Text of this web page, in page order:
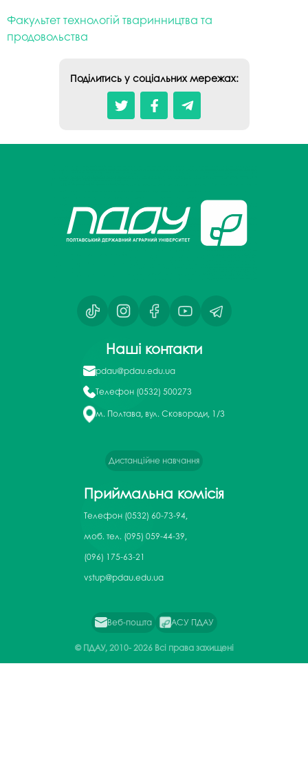
Факультет технологій тваринництва та
продовольства
Поділитись у соціальних мережах:
Наші контакти
pdau@pdau.edu.ua
Телефон (0532) 500273
м. Полтава, вул. Сковороди, 1/3
Дистанційне навчання
Приймальна комісія
Телефон (0532) 60-73-94,
моб. тел. (095) 059-44-39,
(096) 175-63-21
vstup@pdau.edu.ua
Веб-пошта АСУ ПДАУ
© ПДАУ, 2010-2026 Всі права захищені